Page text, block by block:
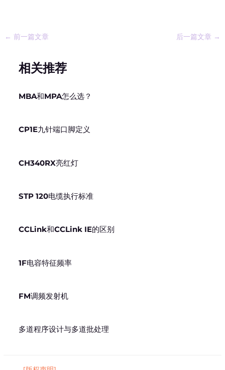
← 前一篇文章 后一篇文章 →
相关推荐
MBA和MPA怎么选？
CP1E九针端口脚定义
CH340RX亮红灯
STP 120电缆执行标准
CCLink和CCLink IE的区别
1F电容特征频率
FM调频发射机
多道程序设计与多道批处理